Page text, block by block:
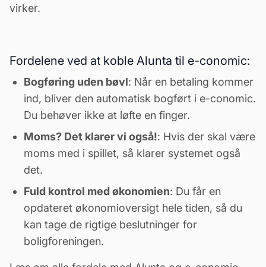
virker.
Fordelene ved at koble Alunta til e-conomic:
Bogføring uden bøvl: Når en betaling kommer
ind, bliver den automatisk bogført i e-conomic.
Du behøver ikke at løfte en finger.
Moms? Det klarer vi også!: Hvis der skal være
moms med i spillet, så klarer systemet også
det.
Fuld kontrol med økonomien: Du får en
opdateret økonomioversigt hele tiden, så du
kan tage de rigtige beslutninger for
boligforeningen.